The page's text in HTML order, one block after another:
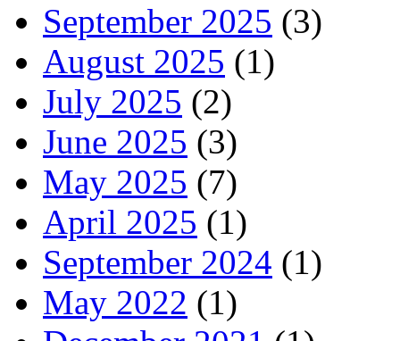
September 2025 (3)
August 2025 (1)
July 2025 (2)
June 2025 (3)
May 2025 (7)
April 2025 (1)
September 2024 (1)
May 2022 (1)